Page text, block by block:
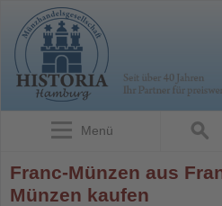
Menü
Franc-Münzen aus
Münzen kaufen